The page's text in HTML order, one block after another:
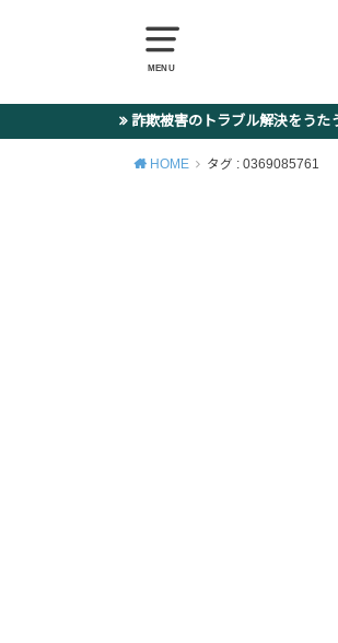
MENU
詐欺被害のトラブル解決をう
HOME タグ : 0369085761